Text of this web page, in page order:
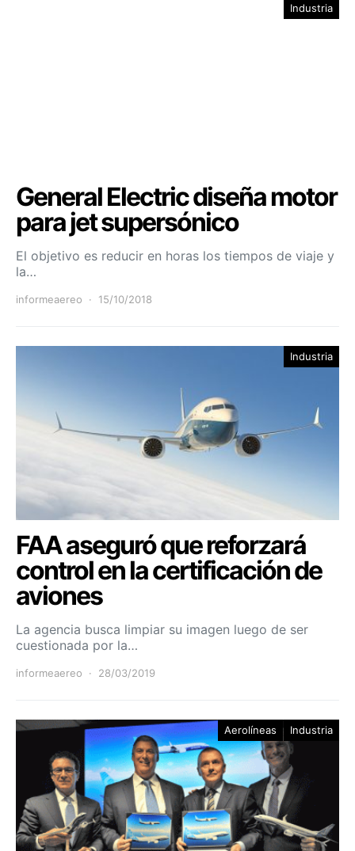
Industria
General Electric diseña motor
para jet supersónico
El objetivo es reducir en horas los tiempos de viaje y
la…
informeaereo 15/10/2018
Industria
FAA aseguró que reforzará
control en la certificación de
aviones
La agencia busca limpiar su imagen luego de ser
cuestionada por la…
informeaereo 28/03/2019
Aerolíneas Industria